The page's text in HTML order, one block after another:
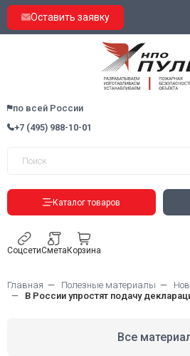
Оставить заявку
по всей России
+7 (495) 988-10-01
Каталог товаров
СоцсетиСметаКорзина
Главная Полезные материалы
В России упростят подачу
Все